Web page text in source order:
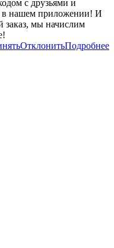
с друзьями и
в нашем приложении! И
заказ, мы начислим
ОтклонитьПодробнее